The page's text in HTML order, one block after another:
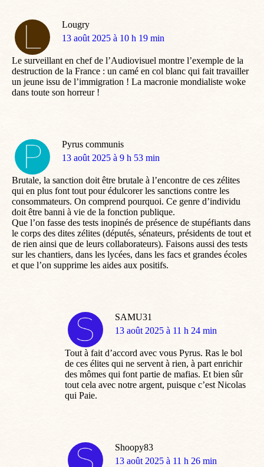
Lougry
dit
13 août 2025 à 10 h 19 min
Le surveillant en chef de l’Audiovisuel montre l’exemple de la
destruction de la France : un camé en col blanc qui fait travailler
un jeune issu de l’immigration ! La macronie mondialiste woke
dans toute son horreur !
Pyrus communis
dit
13 août 2025 à 9 h 53 min
Brutale, la sanction doit être brutale à l’encontre de ces zélites
qui en plus font tout pour édulcorer les sanctions contre les
consommateurs. On comprend pourquoi. Ce genre d’individu
doit être banni à vie de la fonction publique.
Que l’on fasse des tests inopinés de présence de stupéfiants dans
le corps des dites zélites (députés, sénateurs, présidents de tout et
de rien ainsi que de leurs collaborateurs). Faisons aussi des tests
sur les chantiers, dans les lycées, dans les facs et grandes écoles
et que l’on supprime les aides aux positifs.
SAMU31
dit
13 août 2025 à 11 h 24 min
Tout à fait d’accord avec vous Pyrus. Ras le bol
de ces élites qui ne servent à rien, à part enrichir
des mômes qui font partie de mafias. Et bien sûr
tout cela avec notre argent, puisque c’est Nicolas
qui Paie.
Shoopy83
dit
13 août 2025 à 11 h 26 min